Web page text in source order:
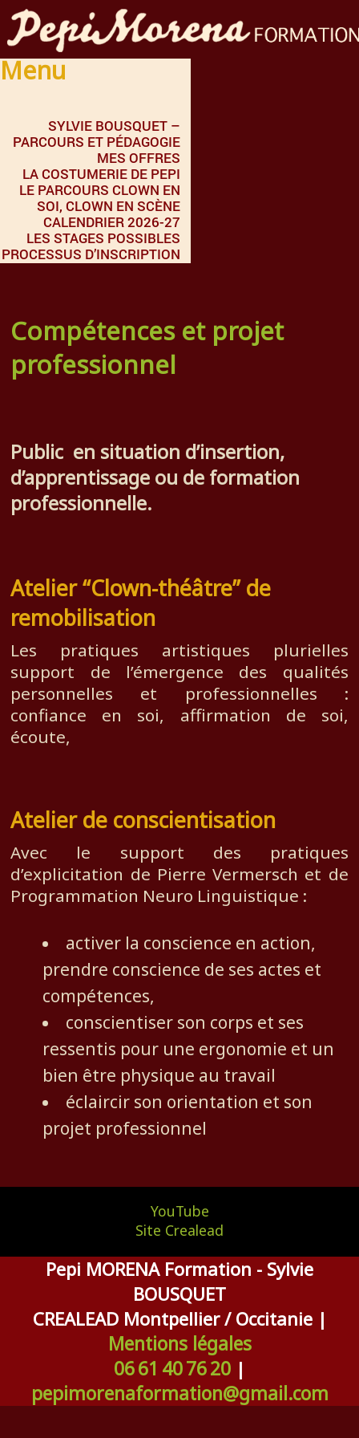
Menu
SYLVIE BOUSQUET –
PARCOURS ET PÉDAGOGIE
MES OFFRES
LA COSTUMERIE DE PEPI
LE PARCOURS CLOWN EN
SOI, CLOWN EN SCÈNE
CALENDRIER 2026-27
LES STAGES POSSIBLES
PROCESSUS D’INSCRIPTION
Compétences et projet
professionnel
Public en situation d’insertion,
d’apprentissage ou de formation
professionnelle.
Atelier “Clown-théâtre” de
remobilisation
Les pratiques artistiques plurielles
support de l’émergence des qualités
personnelles et professionnelles :
confiance en soi, affirmation de soi,
écoute,
Atelier de conscientisation
Avec le support des pratiques
d’explicitation de Pierre Vermersch et de
Programmation Neuro Linguistique :
activer la conscience en action,
prendre conscience de ses actes et
compétences,
conscientiser son corps et ses
ressentis pour une ergonomie et un
bien être physique au travail
éclaircir son orientation et son
projet professionnel
YouTube
Site Crealead
Pepi MORENA Formation - Sylvie
BOUSQUET
CREALEAD Montpellier / Occitanie |
Mentions légales
06 61 40 76 20 |
pepimorenaformation@gmail.com